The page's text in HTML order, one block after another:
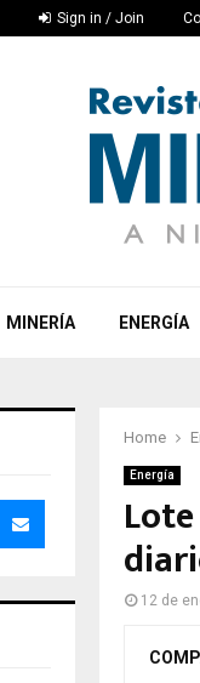
Sign in / Join
MINERÍA ENERGÍA
Home
Energía
12 de